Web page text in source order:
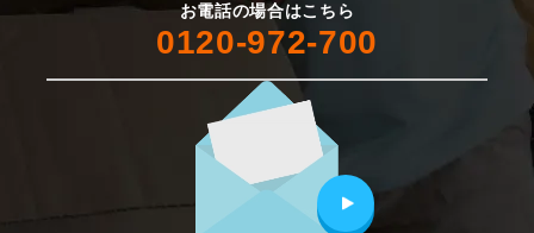
お電話の場合はこちら
0120-972-700